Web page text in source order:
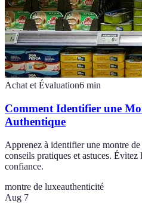
Achat et Évaluation6 min
Comment Identifier une
Authentique
Apprenez à identifier une montre
conseils pratiques et astuces. Évitez
confiance.
montre de luxeauthenticité
Aug 7